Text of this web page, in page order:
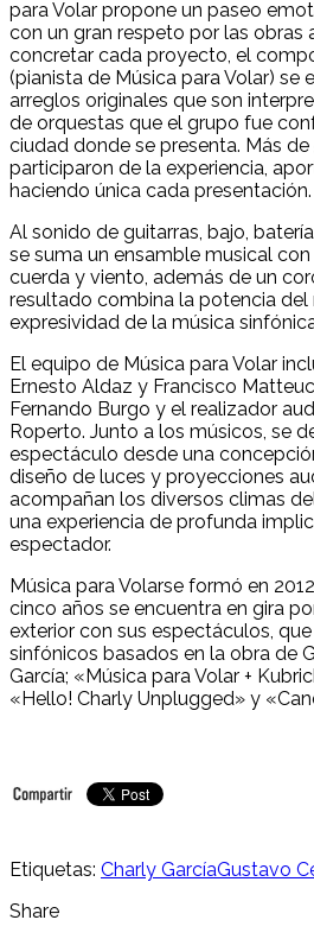
para Volar propone un paseo
con un gran respeto por las obras
concretar cada proyecto, el
(pianista de Música para Volar) se
arreglos originales que son
de orquestas que el grupo fue
ciudad donde se presenta. Más
participaron de la experiencia,
haciendo única cada presentación.
Al sonido de guitarras, bajo,
se suma un ensamble musical
cuerda y viento, además de un
resultado combina la potencia
expresividad de la música
El equipo de Música para Volar
Ernesto Aldaz y Francisco
Fernando Burgo y el realizador
Roperto. Junto a los músicos, se
espectáculo desde una
diseño de luces y proyecciones
acompañan los diversos climas
una experiencia de profunda
espectador.
Música para Volarse formó en
cinco años se encuentra en gira
exterior con sus espectáculos,
sinfónicos basados en la obra de
García; «Música para Volar +
«Hello! Charly Unplugged» y
Etiquetas: Charly GarcíaGustavo
Share